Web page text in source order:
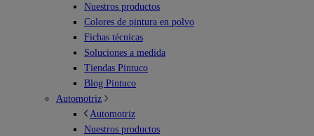
Nuestros productos
Colores de pintura en polvo
Fichas técnicas
Soluciones a medida
Tiendas Pintuco
Blog Pintuco
Automotriz
Automotriz
Nuestros productos